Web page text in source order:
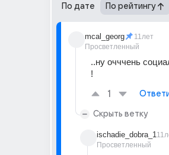
По дате По рейтингу
mcal_georg
Просветленный
11лет
..ну очччень
!
1
Скрыть ветку
ischadie_dobra_1
Просветленный